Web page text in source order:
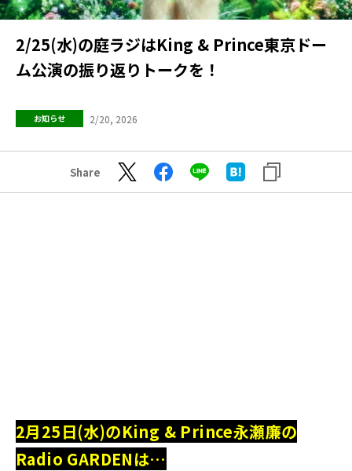
2/25(水)の庭ラジはKing & Prince東京ドー
ム公演の振り返りトークを！
お知らせ 2/20, 2026
Share
2月25日(水)のKing & Prince永瀬廉の
Radio GARDENは…